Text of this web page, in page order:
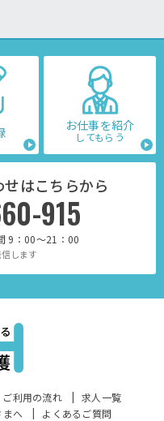
お仕事を紹介
してもらう
はこちらから
915
9：00～21：00
します
ご利用の流れ
求人一覧
まへ よくあるご質問